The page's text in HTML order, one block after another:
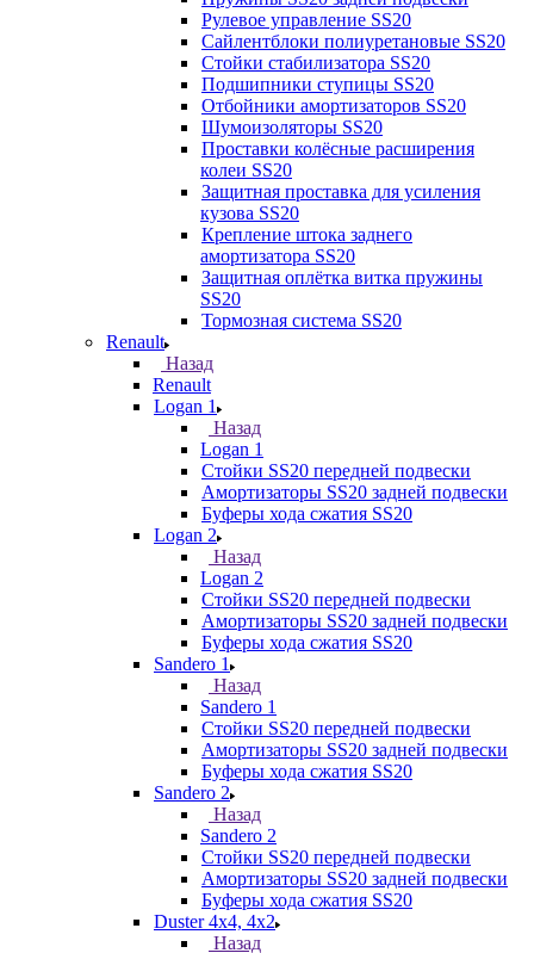
Рулевое управление SS20
Сайлентблоки полиуретановые SS20
Стойки стабилизатора SS20
Подшипники ступицы SS20
Отбойники амортизаторов SS20
Шумоизоляторы SS20
Проставки колёсные расширения
колеи SS20
Защитная проставка для усиления
кузова SS20
Крепление штока заднего
амортизатора SS20
Защитная оплётка витка пружины
SS20
Тормозная система SS20
Renault
Назад
Renault
Logan 1
Назад
Logan 1
Стойки SS20 передней подвески
Амортизаторы SS20 задней подвески
Буферы хода сжатия SS20
Logan 2
Назад
Logan 2
Стойки SS20 передней подвески
Амортизаторы SS20 задней подвески
Буферы хода сжатия SS20
Sandero 1
Назад
Sandero 1
Стойки SS20 передней подвески
Амортизаторы SS20 задней подвески
Буферы хода сжатия SS20
Sandero 2
Назад
Sandero 2
Стойки SS20 передней подвески
Амортизаторы SS20 задней подвески
Буферы хода сжатия SS20
Duster 4х4, 4x2
Назад